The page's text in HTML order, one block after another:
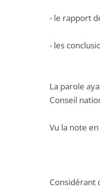
- le rapport
- les
La parole
Conseil
Vu la note
Considérant